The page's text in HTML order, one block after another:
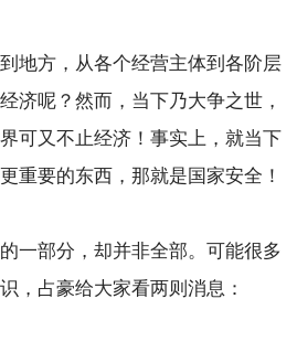
地方，从各个经营主体到各阶层
济呢？然而，当下乃大争之世，
可又不止经济！事实上，就当下
重要的东西，那就是国家安全！
一部分，却并非全部。可能很多
，占豪给大家看两则消息：